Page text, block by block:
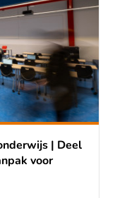
| Deel
voor